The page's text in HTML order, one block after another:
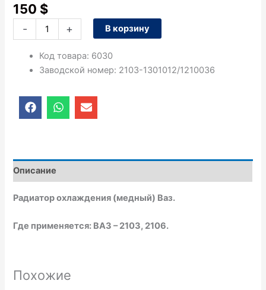
150 $
- + В корзину
Код товара: 6030
Заводской номер: 2103-1301012/1210036
F
a
c
o
o
k
W
h
a
a
p
E
n
v
o
e
Описание
Радиатор охлаждения (медный) Ваз.
Где применяется: ВАЗ – 2103, 2106.
Похожие